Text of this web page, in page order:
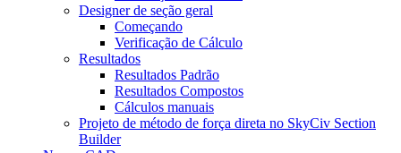
Designer de seção geral
Começando
Verificação de Cálculo
Resultados
Resultados Padrão
Resultados Compostos
Cálculos manuais
Projeto de método de força direta no SkyCiv Section
Builder